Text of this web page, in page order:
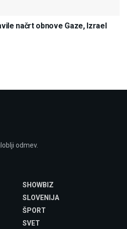
načrt obnove Gaze, Izrael
odmev.
SHOWBIZ
SLOVENIJA
ŠPORT
SVET